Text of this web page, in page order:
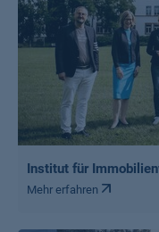
Institut für
Mehr erfahren